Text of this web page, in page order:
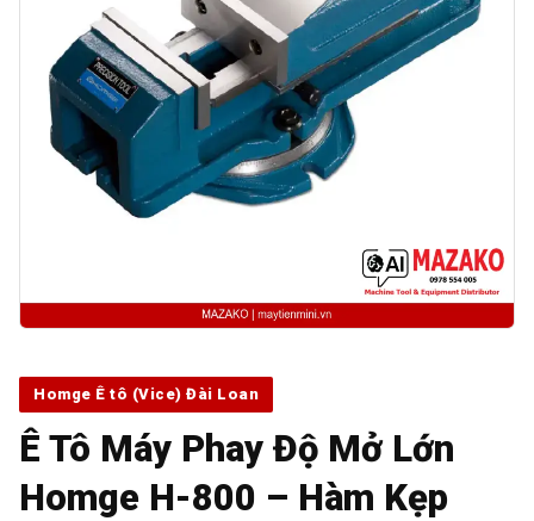
Homge Ê tô (Vice) Đài Loan
Ê Tô Máy Phay Độ Mở Lớn
Homge H-800 – Hàm Kẹp